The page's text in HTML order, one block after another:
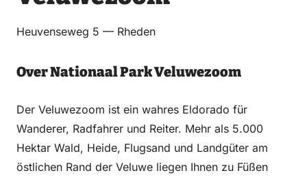
Heuvenseweg 5 — Rheden
Over Nationaal Park Veluwezoom
Der Veluwezoom ist ein wahres Eldorado für
Wanderer, Radfahrer und Reiter. Mehr als 5.000
Hektar Wald, Heide, Flugsand und Landgüter am
östlichen Rand der Veluwe liegen Ihnen zu Füßen